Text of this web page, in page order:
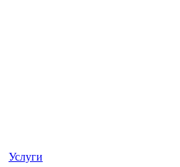
Услуги